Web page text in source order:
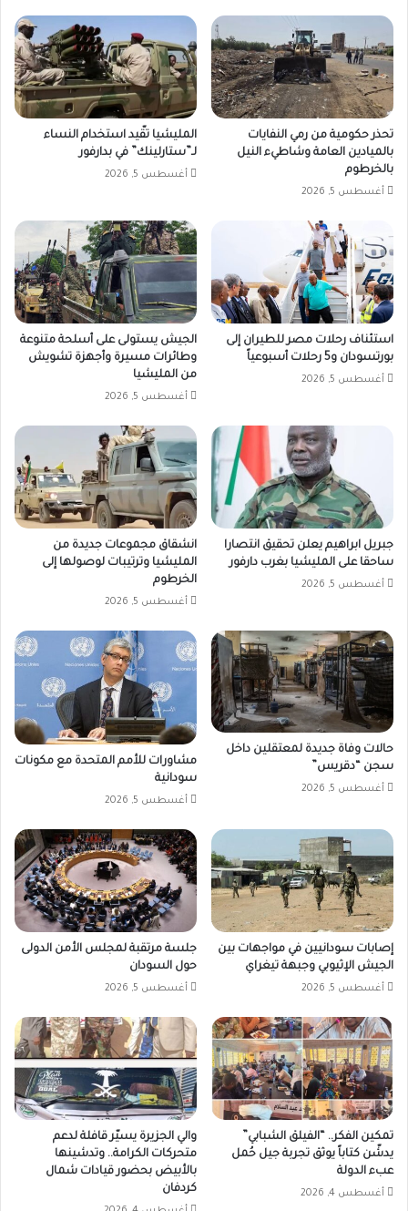
تحذر حكومية من رمي النفايات
بالميادين العامة وشاطيء النيل
بالخرطوم
أغسطس 5, 2026
المليشيا تقّيد استخدام النساء
لـ”ستارلينك” في بدارفور
أغسطس 5, 2026
استئناف رحلات مصر للطيران إلى
بورتسودان و5 رحلات أسبوعياً
أغسطس 5, 2026
الجيش يستولى على أسلحة متنوعة
وطائرات مسيرة وأجهزة تشويش
من المليشيا
أغسطس 5, 2026
جبريل ابراهيم يعلن تحقيق انتصارا
ساحقا على المليشيا بغرب دارفور
أغسطس 5, 2026
انشقاق مجموعات جديدة من
المليشيا وترتيبات لوصولها إلى
الخرطوم
أغسطس 5, 2026
حالات وفاة جديدة لمعتقلين داخل
سجن “دقريس”
أغسطس 5, 2026
مشاورات للأمم المتحدة مع مكونات
سودانية
أغسطس 5, 2026
إصابات سودانيين في مواجهات بين
الجيش الإثيوبي وجبهة تيغراي
أغسطس 5, 2026
جلسة مرتقبة لمجلس الأمن الدولى
حول السودان
أغسطس 5, 2026
تمكين الفكر.. “الفيلق الشبابي”
يدشّن كتاباً يوثق تجربة جيل حُمل
عبء الدولة
أغسطس 4, 2026
والي الجزيرة يسيّر قافلة لدعم
متحركات الكرامة.. وتدشينها
بالأبيض بحضور قيادات شمال
كردفان